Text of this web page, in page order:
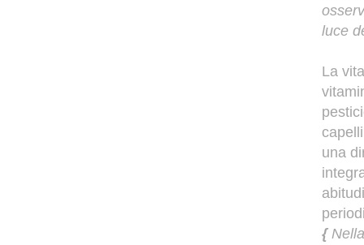
luce
La
una
{